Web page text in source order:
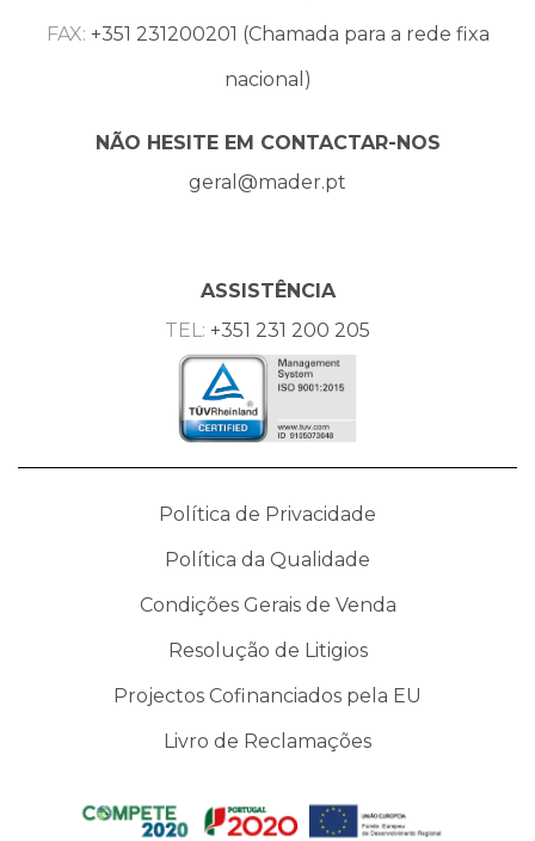
FAX: +351 231200201 (Chamada para a rede fixa
nacional)
NÃO HESITE EM CONTACTAR-NOS
geral@mader.pt
ASSISTÊNCIA
TEL: +351 231 200 205
Política de Privacidade
Política da Qualidade
Condições Gerais de Venda
Resolução de Litigios
Projectos Cofinanciados pela EU
Livro de Reclamações